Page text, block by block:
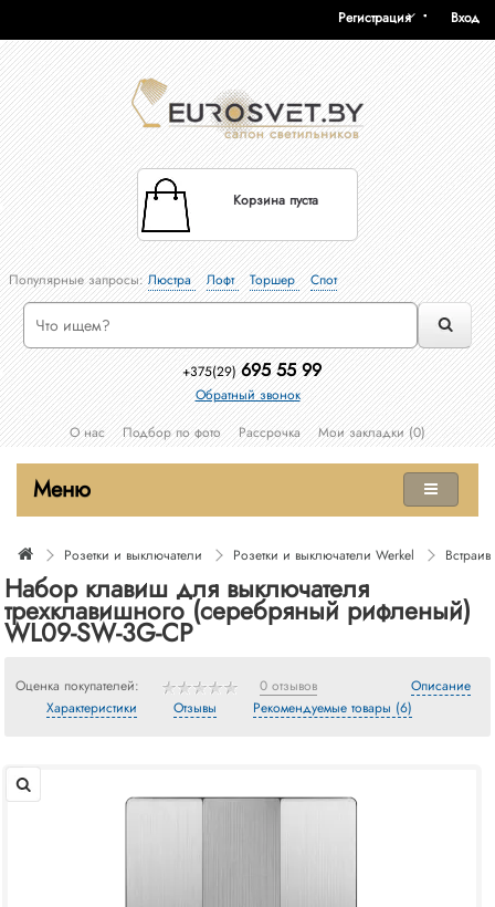
Вход
Регистрация
Корзина пуста
Популярные запросы:Люстра Лофт Торшер Спот
+375(29) 695 55 99
Обратный звонок
О нас
Подбор по фото Рассрочка Мои закладки (0)
Меню
Розетки и выключатели Розетки и выключатели Werkel
Набор клавиш для выключателя
трехклавишного (cеребряный рифленый)
WL09-SW-3G-CP
Оценка покупателей: 0 отзывов
Описание
Характеристики
Отзывы Рекомендуемые товары (6)